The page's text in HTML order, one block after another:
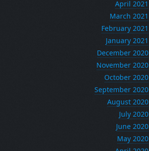
April 2021
March 2021
February 2021
January 2021
December 2020
November 2020
October 2020
September 2020
August 2020
July 2020
June 2020
May 2020